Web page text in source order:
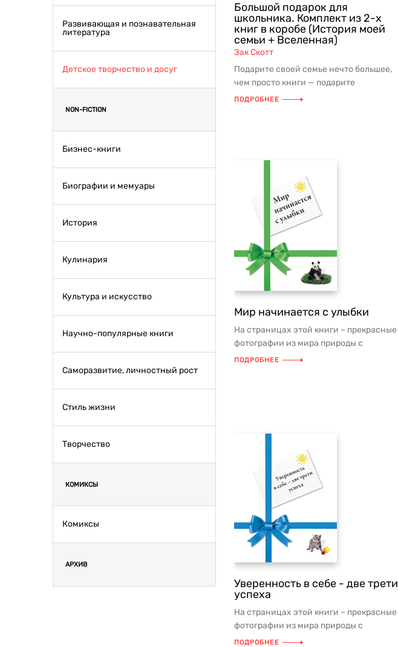
Развивающая и познавательная
литература
Детское творчество и досуг
NON-FICTION
Бизнес-книги
Биографии и мемуары
История
Кулинария
Культура и искусство
Научно-популярные книги
Саморазвитие, личностный рост
Стиль жизни
Творчество
КОМИКСЫ
Комиксы
АРХИВ
Большой подарок для
школьника. Комплект из 2-х
книг в коробе (История моей
семьи + Вселенная)
Зак Скотт
Подарите своей семье нечто большее,
чем просто книги — подарите
незабываемые моменты, проведённые
ПОДРОБНЕЕ
Мир начинается с улыбки
На страницах этой книги – прекрасные
фотографии из мира природы с
мудрыми мыслями на каждый день.
ПОДРОБНЕЕ
Уверенность в себе - две трети
успеха
На страницах этой книги – прекрасные
фотографии из мира природы с
мудрыми мыслями на каждый день.
ПОДРОБНЕЕ